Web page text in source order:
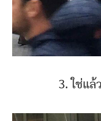
3. ใช่แล้